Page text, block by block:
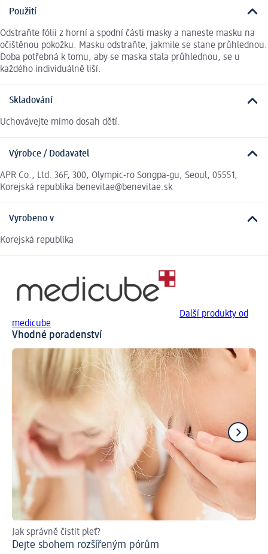
Použití
Odstraňte fólii z horní a spodní části masky a naneste masku na
očištěnou pokožku. Masku odstraňte, jakmile se stane průhlednou.
Doba potřebná k tomu, aby se maska stala průhlednou, se u
každého individuálně liší.
Skladování
Uchovávejte mimo dosah dětí.
Výrobce / Dodavatel
APR Co., Ltd. 36F, 300, Olympic-ro Songpa-gu, Seoul, 05551,
Korejská republika benevitae@benevitae.sk
Vyrobeno v
Korejská republika
Další produkty od
medicube
Vhodné poradenství
Jak správně čistit pleť?
Dejte sbohem rozšířeným pórům